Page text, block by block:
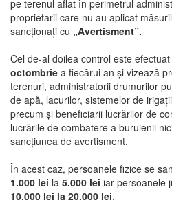
pe terenul aflat în perimetrul
proprietarii care nu au aplicat
sancționați cu „Avertisment”.
Cel de-al doilea control este
octombrie a fiecărui an și vizează
terenuri, administratorii drumurilor
de apă, lacurilor, sistemelor de
precum și beneficiarii lucrărilor de
lucrările de combatere a buruienii
sancțiunea de avertisment.
În acest caz, persoanele fizice se
1.000 lei la 5.000 lei iar persoanele
10.000 lei la 20.000 lei.